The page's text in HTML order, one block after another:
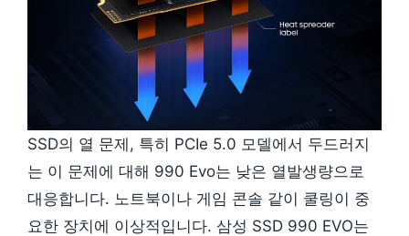
SSD의 열 문제, 특히 PCIe 5.0 모델에서 두드러지
는 이 문제에 대해 990 Evo는 낮은 열발생량으로
대응합니다. 노트북이나 게임 콘솔 같이 쿨링이 중
요한 장치에 이상적입니다. 삼성 SSD 990 EVO는